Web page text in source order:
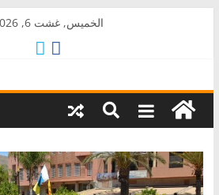
الخميس, غشت 6, 2026
AkalPress
منبر
المغرب